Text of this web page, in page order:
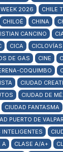
WEEK 2026
CHILE
CHILOÉ CHINA
CANCINO
CICA CICLOVÍAS
DE GAS CINE
COQUIMBO
CIUDAD
CIUDAD DE
CIUDAD FANTASMA
PUERTO DE
INTELIGENTES
A CLASE A/A+